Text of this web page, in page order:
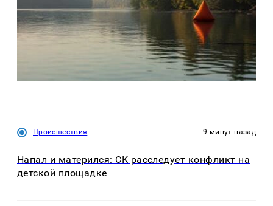
Происшествия 9 минут назад
Напал и матерился: СК расследует конфликт на
детской площадке